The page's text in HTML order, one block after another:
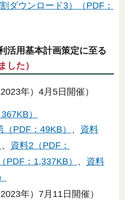
割ダウンロード3）（PDF：
活用基本計画策定に至る
した）
年）4月5日開催）
）
PDF：49KB） 、 資料
、 資料2（PDF：
PDF：1,337KB） 、 資料
年）7月11日開催）